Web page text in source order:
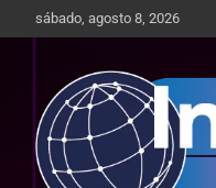
sábado, agosto 8, 2026